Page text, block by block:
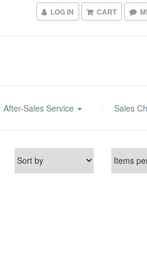
LOG IN CART
After-Sales Service Sales